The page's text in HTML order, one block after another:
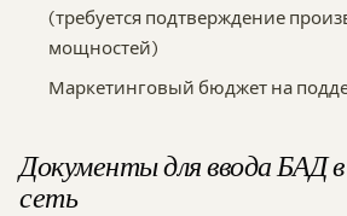
(требуется подтверждение
мощностей)
Маркетинговый бюджет на
Документы для ввода БАД
сеть